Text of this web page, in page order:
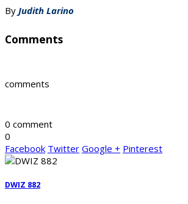
By Judith Larino
Comments
comments
0 comment
0
Facebook Twitter Google + Pinterest
DWIZ 882